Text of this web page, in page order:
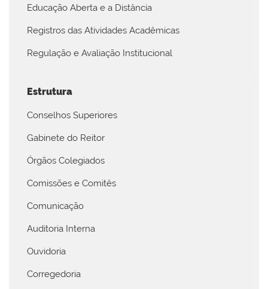
Educação Aberta e a Distância
Registros das Atividades Acadêmicas
Regulação e Avaliação Institucional
Estrutura
Conselhos Superiores
Gabinete do Reitor
Órgãos Colegiados
Comissões e Comitês
Comunicação
Auditoria Interna
Ouvidoria
Corregedoria